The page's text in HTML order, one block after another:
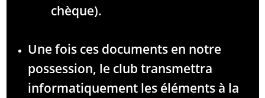
chèque).
Une fois ces documents en notre
possession, le club transmettra
informatiquement les éléments à la